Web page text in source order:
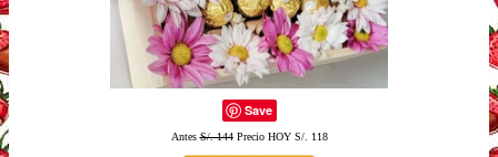
Save
AntesS/. 144Precio HOY S/. 118